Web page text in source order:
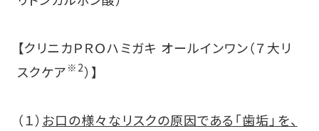
【クリニカＰＲＯハミガキ オールインワン（７大リ
スクケア ※2）】
（１） お口の様々なリスクの原因である「歯垢」を、